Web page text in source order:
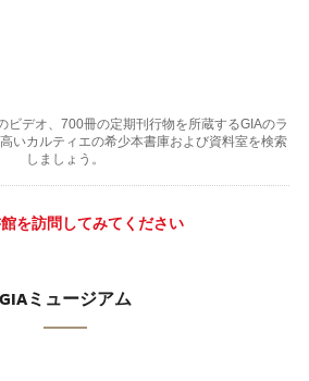
ビデオ、700冊の定期刊行物を所蔵するGIAのラ
いカルティエの希少本書庫および資料室を検索
しましょう。
を訪問してみてください
GIAミュージアム